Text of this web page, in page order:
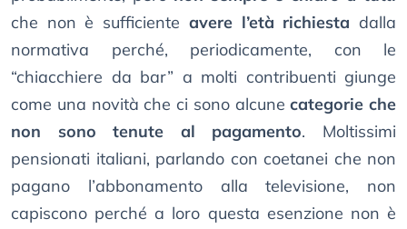
che non è sufficiente avere l’età richiesta dalla
normativa perché, periodicamente, con le
“chiacchiere da bar” a molti contribuenti giunge
come una novità che ci sono alcunecategorie che
non sono tenute al pagamento. Moltissimi
pensionati italiani, parlando con coetanei che non
pagano l’abbonamento alla televisione, non
capiscono perché a loro questa esenzione non è